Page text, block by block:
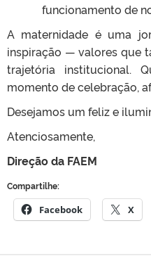
funcionamento de
A maternidade é uma
inspiração — valores que
trajetória institucional.
momento de celebração,
Desejamos um feliz e
Atenciosamente,
Direção da FAEM
Compartilhe:
Facebook X